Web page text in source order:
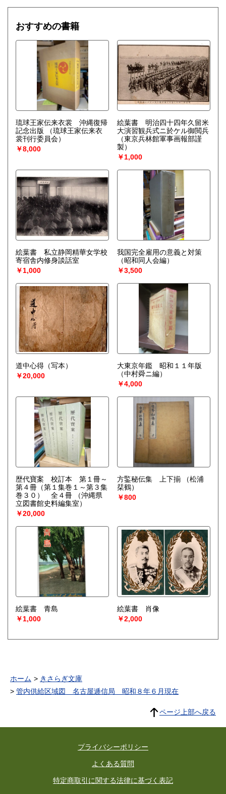
おすすめの書籍
琉球王家伝来衣裳 沖縄復帰
記念出版
（琉球王家伝来衣
裳刊行委員会）
￥8,000
絵葉書 明治四十四年久留米
大演習観兵式ニ於ケル御閲兵
（東京兵林館軍事画報部謹
製）
￥1,000
絵葉書 私立静岡精華女学校
寄宿舎内修身談話室
￥1,000
我国完全雇用の意義と対策
（昭和同人会編）
￥3,500
道中心得（写本）
￥20,000
大東京年鑑 昭和１１年版
（中村舜ニ編）
￥4,000
歴代寶案 校訂本 第１冊～
第４冊（第１集巻１～第３集
巻３０） 全４冊
（沖縄県
立図書館史料編集室）
￥20,000
方鍳秘伝集 上下揃
（松浦
栞鶴）
￥800
絵葉書 青島
￥1,000
絵葉書 肖像
￥2,000
ホーム
きさらぎ文庫
管内供給区域図 名古屋逓信局 昭和８年６月現在
ページ上部へ戻る
プライバシーポリシー
よくある質問
特定商取引に関する法律に基づく表記